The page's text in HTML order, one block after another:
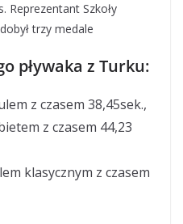
Reprezentant Szkoły
trzy medale
pływaka z Turku:
z czasem 38,45sek.,
z czasem 44,23
klasycznym z czasem